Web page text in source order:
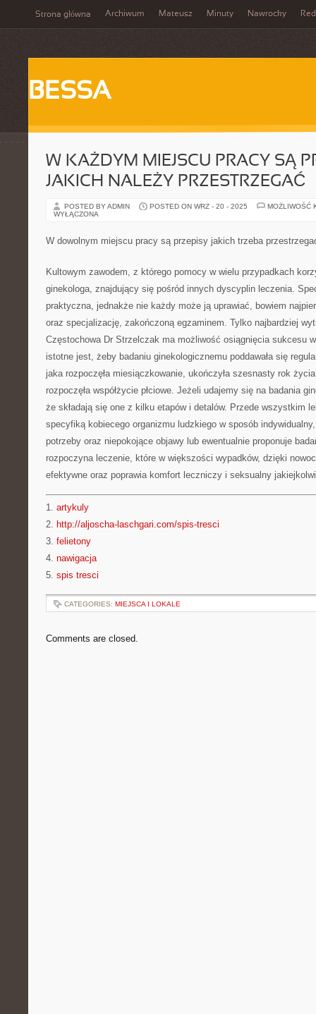
Strona główna Archiwum Mateusz Minuty Nawrocky
BESSA
W KAŻDYM MIEJSCU PRACY SĄ
JAKICH NALEŻY PRZESTRZEGAĆ
POSTED BY ADMIN POSTED ON WRZ - 20 - 2025
MOŻLIWOŚĆ
WYŁĄCZONA
W dowolnym miejscu pracy są przepisy jakich trzeba
Kultowym zawodem, z którego pomocy w wielu przypadkach
ginekologa, znajdujący się pośród innych dyscyplin leczenia.
praktyczna, jednakże nie każdy może ją uprawiać, bowiem
oraz specjalizację, zakończoną egzaminem. Tylko najbardziej
Częstochowa Dr Strzelczak ma możliwość osiągnięcia sukcesu
istotne jest, żeby badaniu ginekologicznemu poddawała się
jaka rozpoczęła miesiączkowanie, ukończyła szesnasty rok
rozpoczęła współżycie płciowe. Jeżeli udajemy się na badania
że składają się one z kilku etapów i detalów. Przede wszystkim
specyfiką kobiecego organizmu ludzkiego w sposób
potrzeby oraz niepokojące objawy lub ewentualnie proponuje
rozpoczyna leczenie, które w większości wypadków, dzięki
efektywne oraz poprawia komfort leczniczy i seksualny
1. artykuly
2. http://aljoscha-laschgari.com/spis-tresci
3. felietony
4. nawigacja
5. spis tresci
CATEGORIES: MIEJSCA I LOKALE
Comments are closed.